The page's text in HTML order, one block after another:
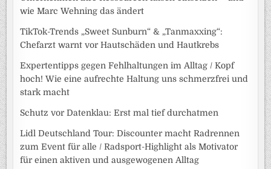
wie Marc Wehning das ändert
TikTok-Trends „Sweet Sunburn“ & „Tanmaxxing“:
Chefarzt warnt vor Hautschäden und Hautkrebs
Expertentipps gegen Fehlhaltungen im Alltag / Kopf
hoch! Wie eine aufrechte Haltung uns schmerzfrei und
stark macht
Schutz vor Datenklau: Erst mal tief durchatmen
Lidl Deutschland Tour: Discounter macht Radrennen
zum Event für alle / Radsport-Highlight als Motivator
für einen aktiven und ausgewogenen Alltag